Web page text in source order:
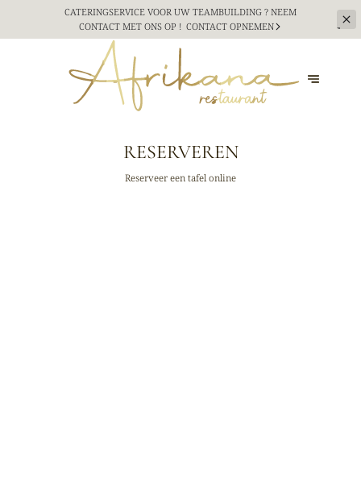
CATERINGSERVICE VOOR UW TEAMBUILDING ? NEEM
CONTACT MET ONS OP ! CONTACT OPNEMEN
RESERVEREN
Reserveer een tafel online